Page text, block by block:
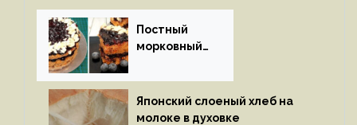
Постный
морковный
Японский слоеный хлеб на
молоке в духовке